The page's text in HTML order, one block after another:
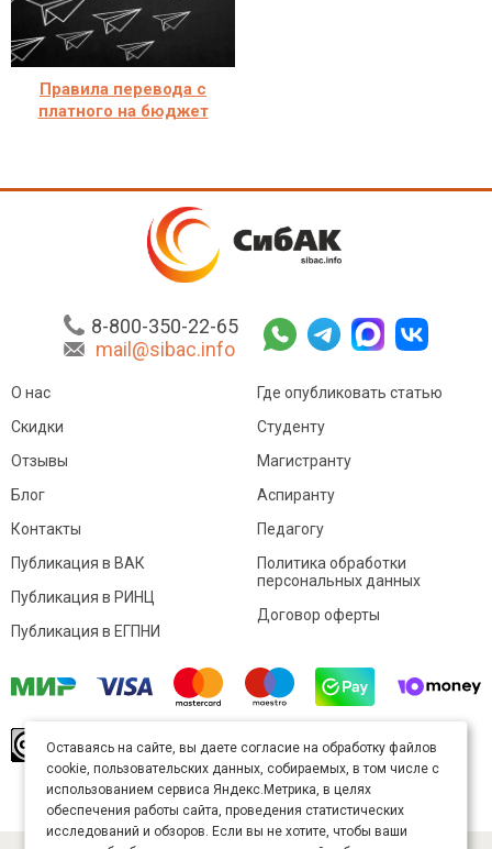
Правила перевода с
платного на бюджет
8-800-350-22-65
mail@sibac.info
О нас
Скидки
Отзывы
Блог
Контакты
Где опубликовать статью
Студенту
Магистранту
Аспиранту
Педагогу
Публикация в ВАК
Публикация в РИНЦ
Публикация в ЕГПНИ
Политика обработки
персональных данных
Договор оферты
произведение доступно полицензии Creative
Commons «Attribution» («Атрибуция») 4.0
Непортированная.
Карта сайта
Оставаясь на сайте, вы даете согласие на обработку файлов
cookie, пользовательских данных, собираемых, в том числе с
использованием сервиса Яндекс.Метрика, в целях
обеспечения работы сайта, проведения статистических
исследований и обзоров. Если вы не хотите, чтобы ваши